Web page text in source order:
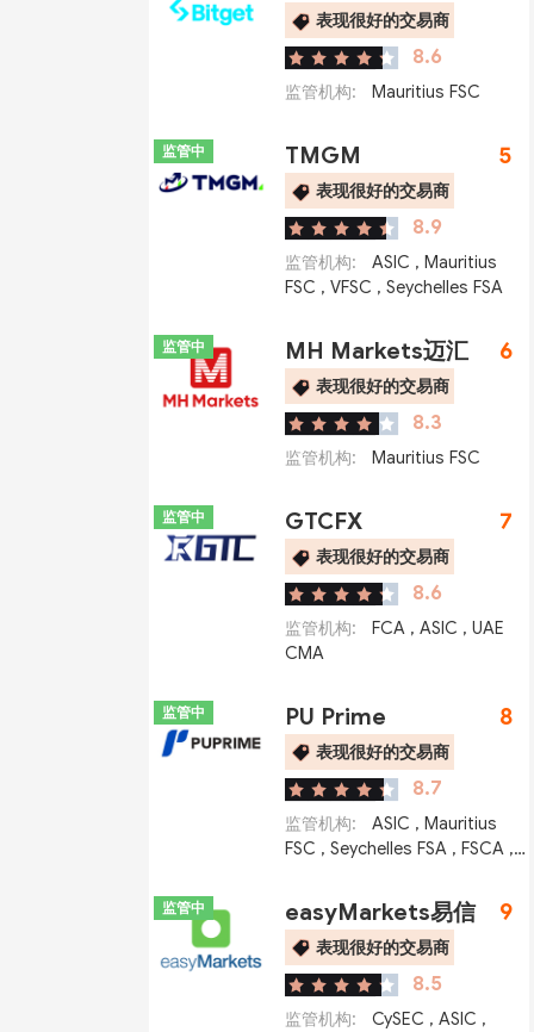
表现很好的交易商
8.6
监管机构: Mauritius FSC
监管中 TMGM 5
表现很好的交易商
8.9
监管机构: ASIC , Mauritius
FSC , VFSC , Seychelles FSA
监管中 MH Markets迈汇 6
表现很好的交易商
8.3
监管机构: Mauritius FSC
监管中 GTCFX 7
表现很好的交易商
8.6
监管机构: FCA , ASIC , UAE
CMA
监管中 PU Prime 8
表现很好的交易商
8.7
监管机构: ASIC , Mauritius
FSC , Seychelles FSA , FSCA ,
监管中 easyMarkets易信 9
表现很好的交易商
8.5
监管机构: CySEC , ASIC ,